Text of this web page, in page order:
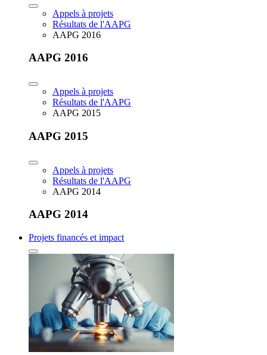
Appels à projets
Résultats de l'AAPG
AAPG 2016
AAPG 2016
Appels à projets
Résultats de l'AAPG
AAPG 2015
AAPG 2015
Appels à projets
Résultats de l'AAPG
AAPG 2014
AAPG 2014
Projets financés et impact